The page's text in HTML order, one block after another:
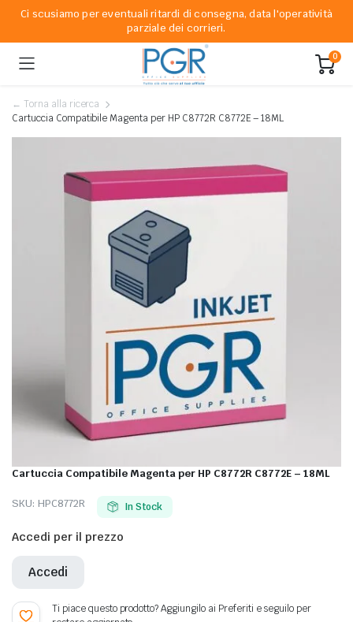
Ci scusiamo per eventuali ritardi di consegna, data l'operatività
parziale dei corrieri.
0
← Torna alla ricerca
Cartuccia Compatibile Magenta per HP C8772R C8772E – 18ML
Cartuccia Compatibile Magenta per HP C8772R C8772E – 18ML
SKU: HPC8772R In Stock
Accedi per il prezzo
Accedi